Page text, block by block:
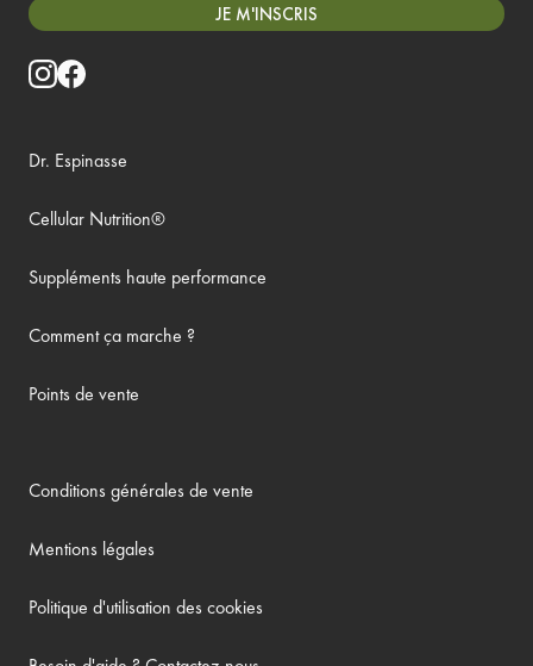
JE M'INSCRIS
Dr. Espinasse
Cellular Nutrition®
Suppléments haute performance
Comment ça marche ?
Points de vente
Conditions générales de vente
Mentions légales
Politique d'utilisation des cookies